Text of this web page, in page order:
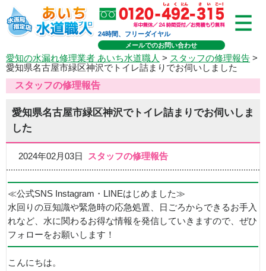
24時間、フリーダイヤル
メールでのお問い合わせ
愛知の水漏れ修理業者 あいち水道職人 > スタッフの修理報告 >
愛知県名古屋市緑区神沢でトイレ詰まりでお伺いしました
スタッフの修理報告
愛知県名古屋市緑区神沢でトイレ詰まりでお伺いしま
した
2024年02月03日 スタッフの修理報告
≪公式SNS Instagram・LINEはじめました≫
水回りの豆知識や緊急時の応急処置、日ごろからできるお手入
れなど、水に関わるお得な情報を発信していきますので、ぜひ
フォローをお願いします！
こんにちは。